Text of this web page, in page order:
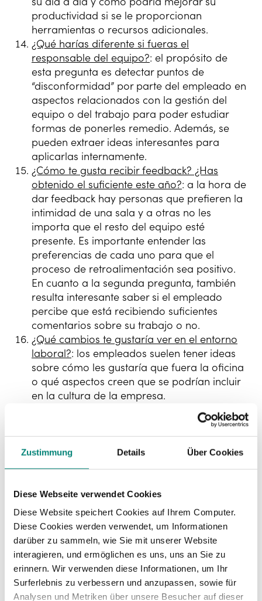
Zustimmung Details Über Cookies
Diese Webseite verwendet Cookies
Diese Website speichert Cookies auf Ihrem Computer.
Diese Cookies werden verwendet, um Informationen
darüber zu sammeln, wie Sie mit unserer Website
interagieren, und ermöglichen es uns, uns an Sie zu
erinnern. Wir verwenden diese Informationen, um Ihr
Surferlebnis zu verbessern und anzupassen, sowie für
Analysen und Metriken über unsere Besucher auf dieser
productividad si se le proporcionan
herramientas o recursos adicionales.
¿Qué harías diferente si fueras el
responsable del equipo?: el propósito de
esta pregunta es detectar puntos de
“disconformidad” por parte del empleado en
aspectos relacionados con la gestión del
equipo o del trabajo para poder estudiar
formas de ponerles remedio. Además, se
pueden extraer ideas interesantes para
aplicarlas internamente.
¿Cómo te gusta recibir feedback? ¿Has
obtenido el suficiente este año?: a la hora de
dar feedback hay personas que prefieren la
intimidad de una sala y a otras no les
importa que el resto del equipo esté
presente. Es importante entender las
preferencias de cada uno para que el
proceso de retroalimentación sea positivo.
En cuanto a la segunda pregunta, también
resulta interesante saber si el empleado
percibe que está recibiendo suficientes
comentarios sobre su trabajo o no.
¿Qué cambios te gustaría ver en el entorno
laboral?: los empleados suelen tener ideas
sobre cómo les gustaría que fuera la oficina
o qué aspectos creen que se podrían incluir
en la cultura de la empresa.
: es importante
terminar ofreciéndole de nuevo la palabra al
empleado para que realice las preguntas
que desee. De nuevo, le otorgará confianza
y le hará sentir valorado.
Para diseñar este cuestionario e ir anotando
las respuestas obtenidas, resulta útil utilizar
unsoftware de evaluación de desempeño
laboral. Estos, además de contar con
plantillas prediseñadas, te permitirán hacer
un seguimiento adecuado y almacenar toda
la información recopilada para el futuro.